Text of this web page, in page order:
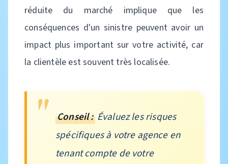
réduite du marché implique que les
conséquences d'un sinistre peuvent avoir un
impact plus important sur votre activité, car
la clientèle est souvent très localisée.
Conseil :Évaluez les risques
spécifiques à votre agence en
tenant compte de votre